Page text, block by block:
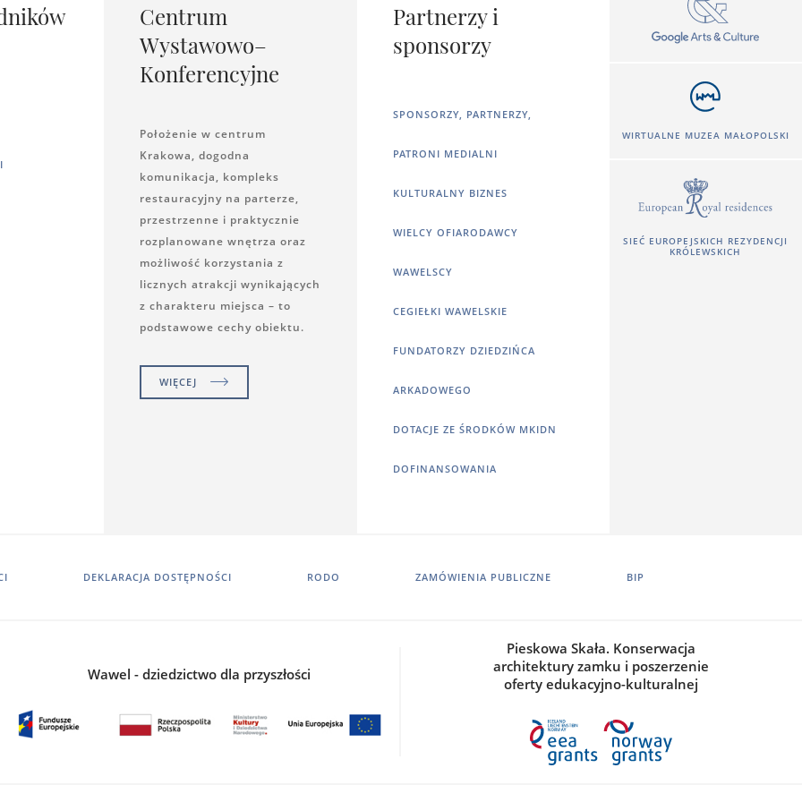
Centrum
Wystawowo–
Konferencyjne
Położenie w centrum
Krakowa, dogodna
komunikacja, kompleks
restauracyjny na parterze,
przestrzenne i praktycznie
rozplanowane wnętrza oraz
możliwość korzystania z
licznych atrakcji wynikających
z charakteru miejsca – to
podstawowe cechy obiektu.
WIĘCEJ
Partnerzy i
sponsorzy
SPONSORZY, PARTNERZY,
PATRONI MEDIALNI
KULTURALNY BIZNES
WIELCY OFIARODAWCY
WAWELSCY
CEGIEŁKI WAWELSKIE
FUNDATORZY DZIEDZIŃCA
ARKADOWEGO
DOTACJE ZE ŚRODKÓW MKIDN
DOFINANSOWANIA
WIRTUALNE MUZEA MAŁOPOLSKI
SIEĆ EUROPEJSKICH REZYDENCJI
KRÓLEWSKICH
DEKLARACJA DOSTĘPNOŚCI RODO ZAMÓWIENIA PUBLICZNE BIP
Wawel - dziedzictwo dla przyszłości
Pieskowa Skała. Konserwacja
architektury zamku i poszerzenie
oferty edukacyjno-kulturalnej